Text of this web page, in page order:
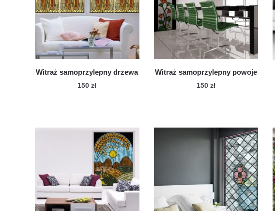
Witraż samoprzylepny drzewa
150zł
Witraż samoprzylepny powoje
150zł